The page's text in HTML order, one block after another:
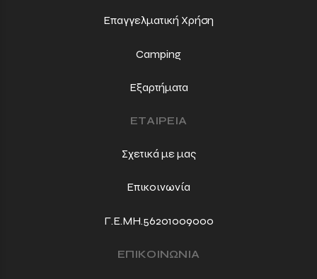
Επαγγελματική Χρήση
Camping
Εξαρτήματα
ΕΤΑΙΡΕΙΑ
Σχετικά με μας
Επικοινωνία
Γ.Ε.ΜΗ.56201009000
ΕΠΙΚΟΙΝΩΝΙΑ